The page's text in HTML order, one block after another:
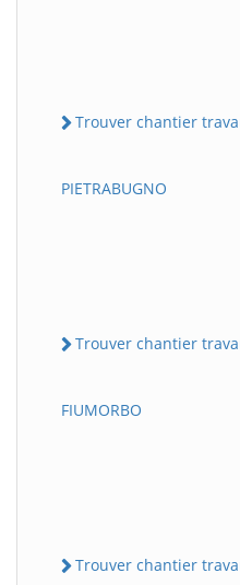
Trouver chantier
PIETRABUGNO
Trouver chantier
FIUMORBO
Trouver chantier